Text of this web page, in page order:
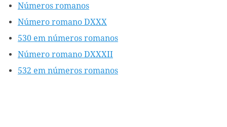
Números romanos
Número romano DXXX
530 em números romanos
Número romano DXXXII
532 em números romanos